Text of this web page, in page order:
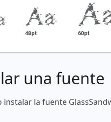
una fuente
la fuente